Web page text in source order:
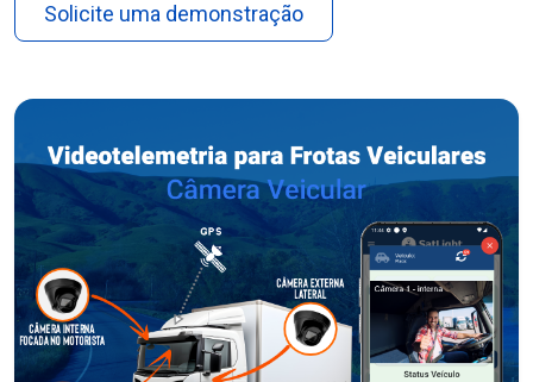
Solicite uma demonstração